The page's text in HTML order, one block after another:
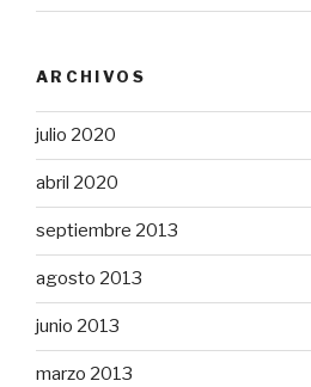
ARCHIVOS
julio 2020
abril 2020
septiembre 2013
agosto 2013
junio 2013
marzo 2013